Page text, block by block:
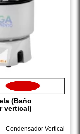
(Baño
vertical)
Condensador Vertical